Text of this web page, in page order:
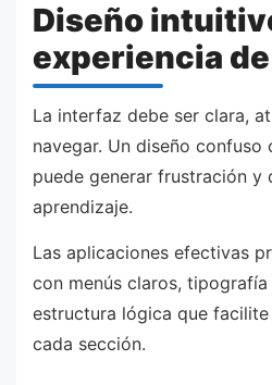
Diseño
experiencia
La interfaz debe ser clara,
navegar. Un diseño confuso
puede generar frustración y
aprendizaje.
Las aplicaciones efectivas
con menús claros,
estructura lógica que
cada sección.